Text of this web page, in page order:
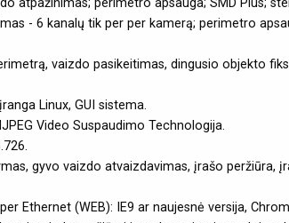
- 6 kanalų tik per per kamerą; perimetro
vaizdo pasikeitimas, dingusio objekto
Linux, GUI sistema.
Video Suspaudimo Technologija.
gyvo vaizdo atvaizdavimas, įrašo peržiūra,
Ethernet (WEB): IE9 ar naujesnė versija,